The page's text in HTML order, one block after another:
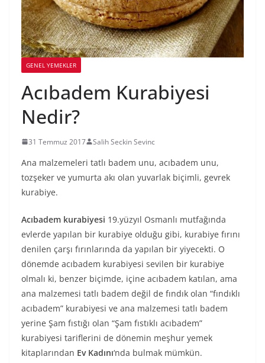
GENEL YEMEKLER
Acıbadem Kurabiyesi
Nedir?
31 Temmuz 2017 Salih Seckin Sevinc
Ana malzemeleri tatlı badem unu, acıbadem unu,
tozşeker ve yumurta akı olan yuvarlak biçimli, gevrek
kurabiye.
Acıbadem kurabiyesi 19.yüzyıl Osmanlı mutfağında
evlerde yapılan bir kurabiye olduğu gibi, kurabiye fırını
denilen çarşı fırınlarında da yapılan bir yiyecekti. O
dönemde acıbadem kurabiyesi sevilen bir kurabiye
olmalı ki, benzer biçimde, içine acıbadem katılan, ama
ana malzemesi tatlı badem değil de fındık olan “fındıklı
acıbadem” kurabiyesi ve ana malzemesi tatlı badem
yerine Şam fıstığı olan “Şam fıstıklı acıbadem”
kurabiyesi tariflerini de dönemin meşhur yemek
kitaplarından Ev Kadını‘nda bulmak mümkün.